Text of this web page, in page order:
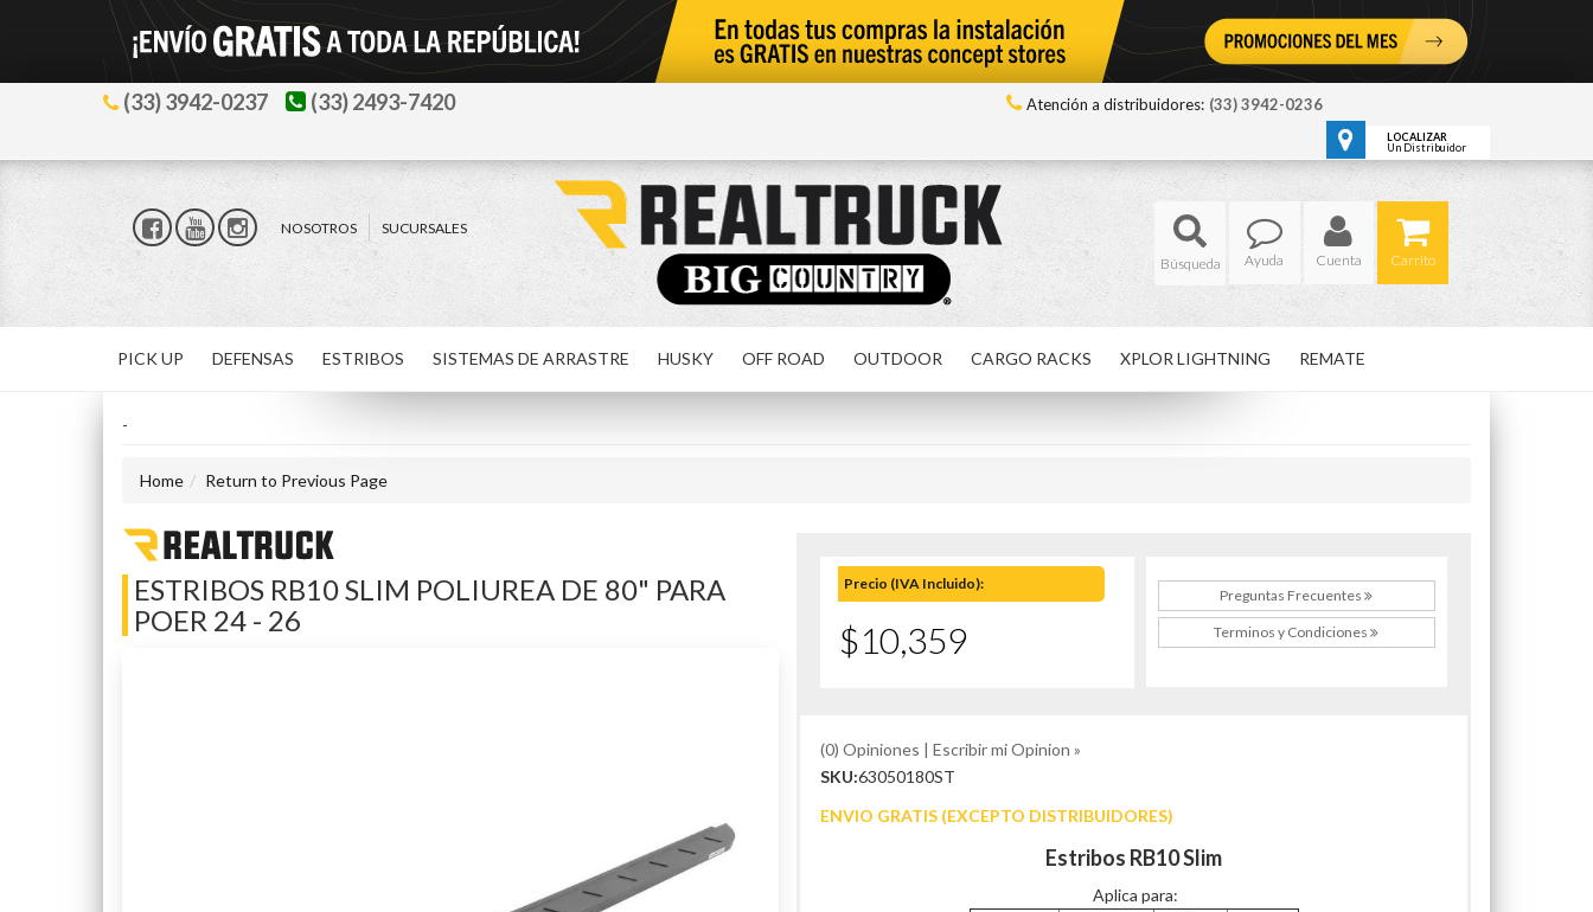
(33) 3942-0237 (33) 2493-7420 Atención a distribuidores: (33) 3942-0236
LOCALIZAR
Un Distribuidor
NOSOTROS
SUCURSALES
Ayuda
Cuenta Carrito
PICK UP DEFENSAS ESTRIBOS SISTEMAS DE ARRASTRE HUSKY OFF ROAD OUTDOOR CARGO RACKS XPLOR LIGHTNING REMATE
-
Home Return to Previous Page
ESTRIBOS RB10 SLIM POLIUREA DE 80" PARA
POER 24 - 26
Precio (IVA Incluido):
$10,359
Preguntas Frecuentes
Terminos y Condiciones
(0) Opiniones | Escribir mi Opinion »
SKU:63050180ST
ENVIO GRATIS (EXCEPTO DISTRIBUIDORES)
Estribos RB10 Slim
Aplica para: